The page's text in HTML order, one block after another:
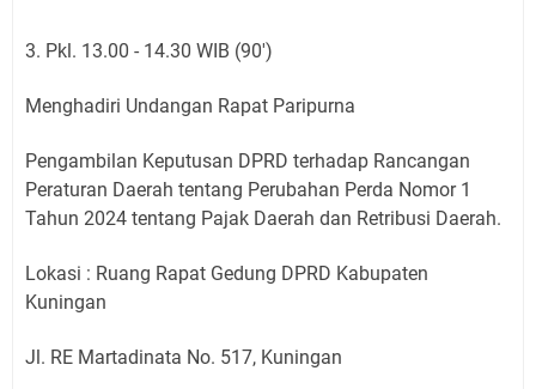
3. Pkl. 13.00 - 14.30 WIB (90')
Menghadiri Undangan Rapat Paripurna
Pengambilan Keputusan DPRD terhadap Rancangan
Peraturan Daerah tentang Perubahan Perda Nomor 1
Tahun 2024 tentang Pajak Daerah dan Retribusi Daerah.
Lokasi : Ruang Rapat Gedung DPRD Kabupaten
Kuningan
Jl. RE Martadinata No. 517, Kuningan